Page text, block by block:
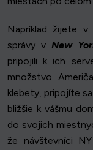
Napríklad žijete v
správy v New
pripojili k ich
množstvo
klebety, pripojíte
bližšie k vášmu
do svojich
že návštevníci